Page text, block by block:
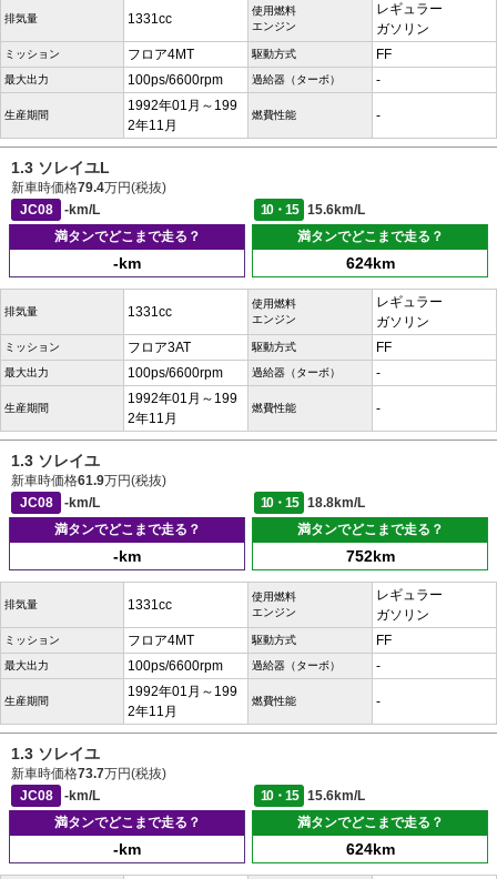
排気量 1331cc
使用燃料
エンジン
レギュラー
ガソリン
ミッション フロア4MT 駆動方式 FF
最大出力 100ps/6600rpm 過給器（ターボ） -
生産期間
1992年01月～199
2年11月
燃費性能 -
1.3 ソレイユL
新車時価格79.4万円(税抜)
JC08
-km/L 10・15
15.6km/L
満タンでどこまで走る？
-km
満タンでどこまで走る？
624km
排気量 1331cc
使用燃料
エンジン
レギュラー
ガソリン
ミッション フロア3AT 駆動方式 FF
最大出力 100ps/6600rpm 過給器（ターボ） -
生産期間
1992年01月～199
2年11月
燃費性能 -
1.3 ソレイユ
新車時価格61.9万円(税抜)
JC08
-km/L 10・15
18.8km/L
満タンでどこまで走る？
-km
満タンでどこまで走る？
752km
排気量 1331cc
使用燃料
エンジン
レギュラー
ガソリン
ミッション フロア4MT 駆動方式 FF
最大出力 100ps/6600rpm 過給器（ターボ） -
生産期間
1992年01月～199
2年11月
燃費性能 -
1.3 ソレイユ
新車時価格73.7万円(税抜)
JC08
-km/L 10・15
15.6km/L
満タンでどこまで走る？
-km
満タンでどこまで走る？
624km